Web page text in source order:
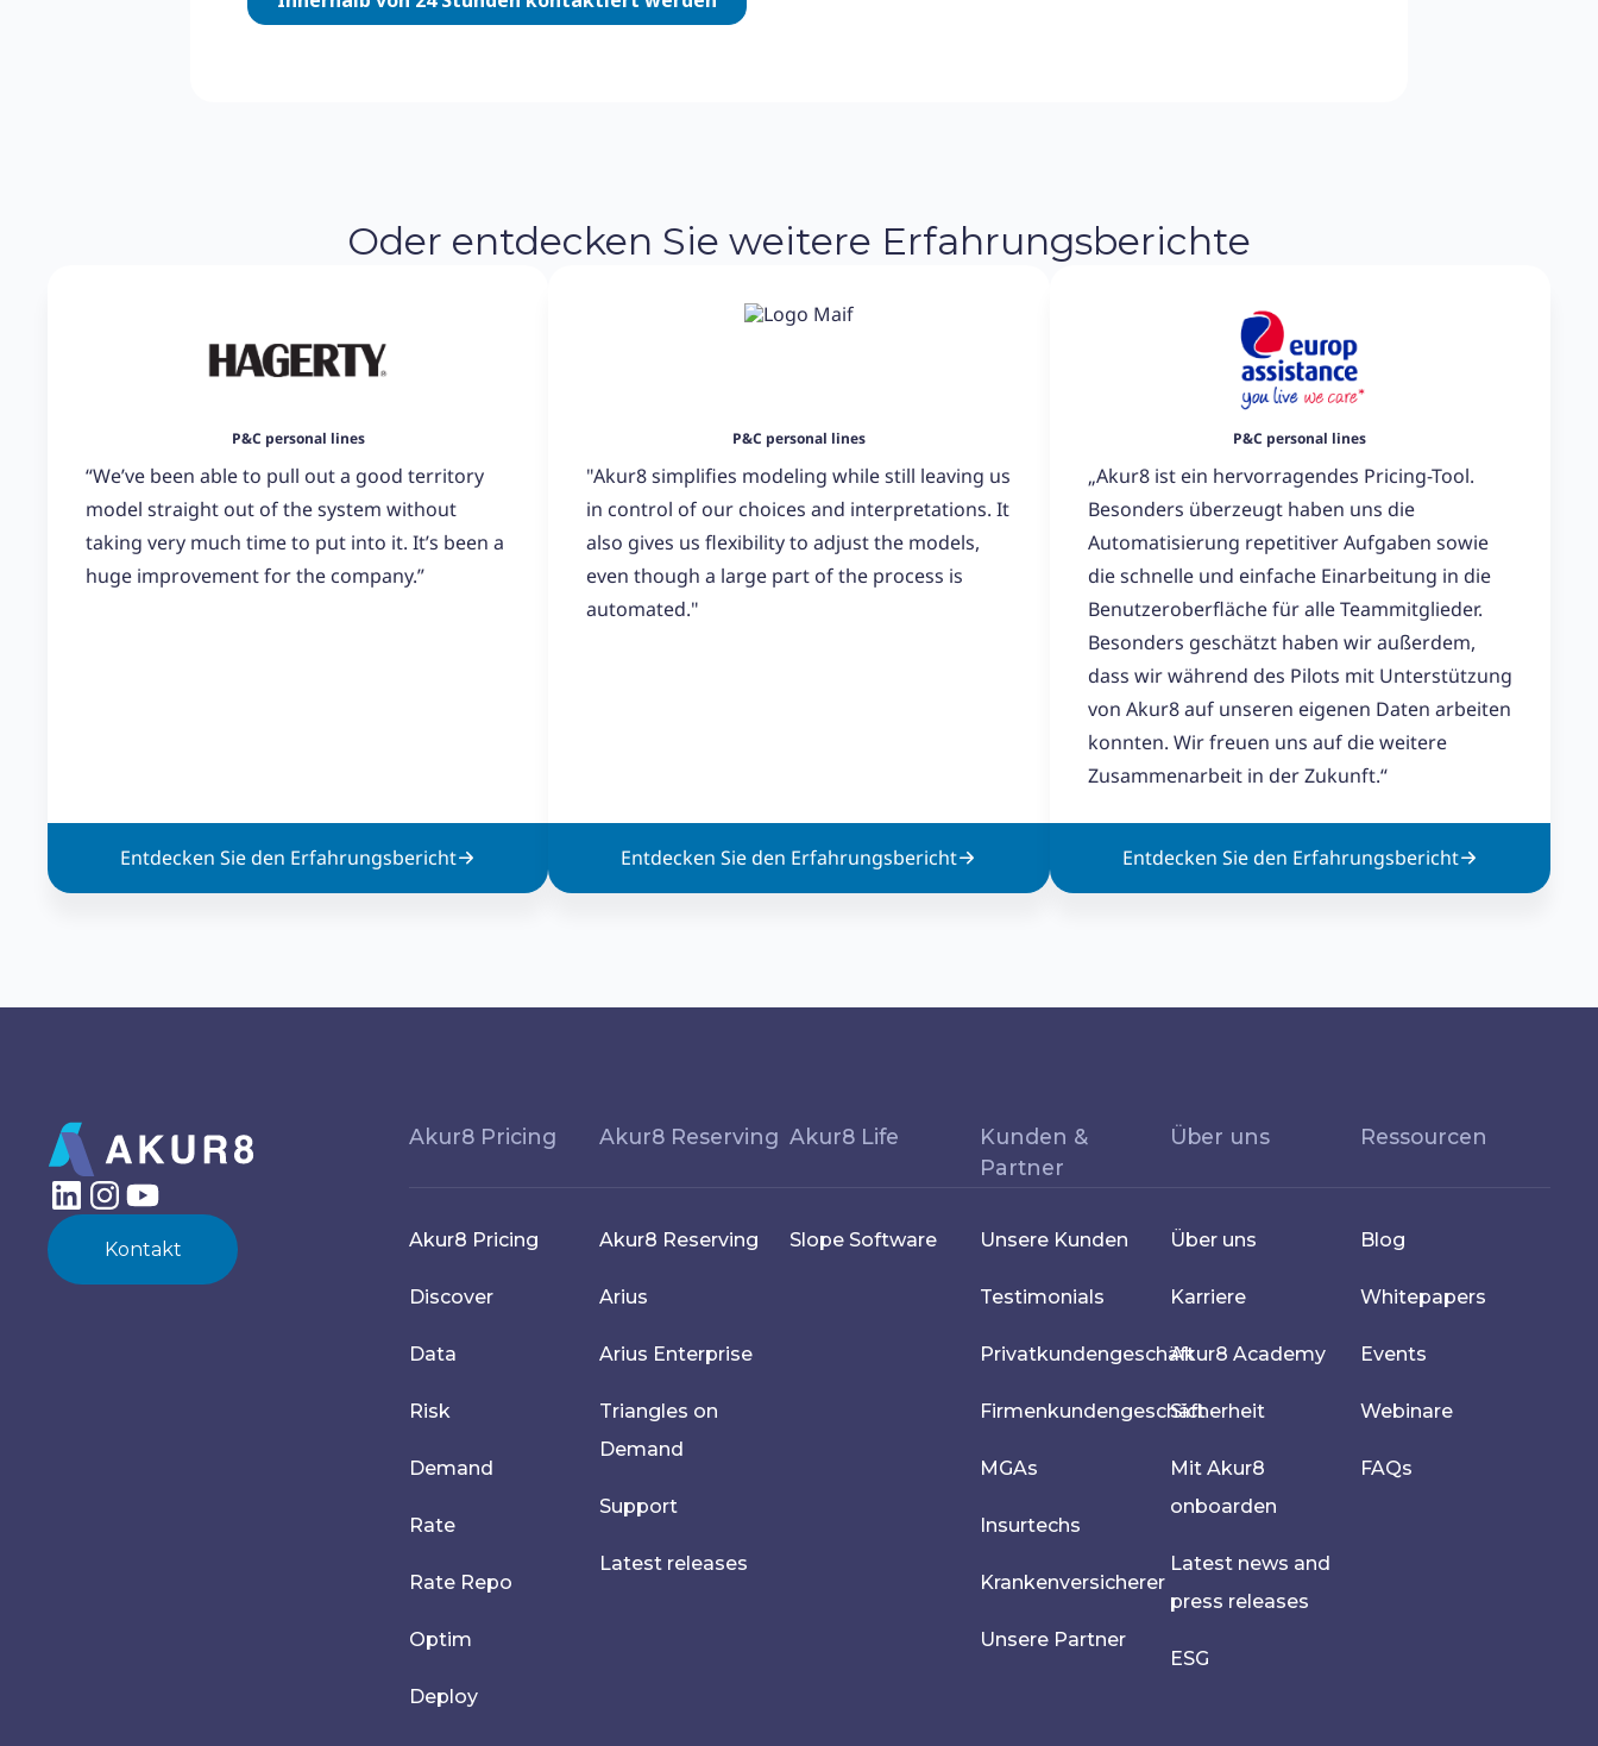
Oder entdecken Sie weitere Erfahrungsberichte
P&C personal lines
“We’ve been able to pull out a good territory
model straight out of the system without
taking very much time to put into it. It’s been a
huge improvement for the company.”
Entdecken Sie den Erfahrungsbericht
P&C personal lines
"Akur8 simplifies modeling while still leaving us
in control of our choices and interpretations. It
also gives us flexibility to adjust the models,
even though a large part of the process is
automated."
Entdecken Sie den Erfahrungsbericht
P&C personal lines
„Akur8 ist ein hervorragendes Pricing-Tool.
Besonders überzeugt haben uns die
Automatisierung repetitiver Aufgaben sowie
die schnelle und einfache Einarbeitung in die
Benutzeroberfläche für alle Teammitglieder.
Besonders geschätzt haben wir außerdem,
dass wir während des Pilots mit Unterstützung
von Akur8 auf unseren eigenen Daten arbeiten
konnten. Wir freuen uns auf die weitere
Zusammenarbeit in der Zukunft.“
Entdecken Sie den Erfahrungsbericht
Kontakt
Akur8 Pricing
Akur8 Pricing
Discover
Data
Risk
Demand
Rate
Rate Repo
Optim
Deploy
Akur8 Reserving
Akur8 Reserving
Arius
Arius Enterprise
Triangles on
Demand
Support
Latest releases
Akur8 Life
Slope Software
Kunden &
Partner
Unsere Kunden
Testimonials
Privatkundengeschäft
Firmenkundengeschäft
MGAs
Insurtechs
Krankenversicherer
Unsere Partner
Über uns
Über uns
Karriere
Akur8 Academy
Sicherheit
Mit Akur8
onboarden
Latest news and
press releases
ESG
Ressourcen
Blog
Whitepapers
Events
Webinare
FAQs